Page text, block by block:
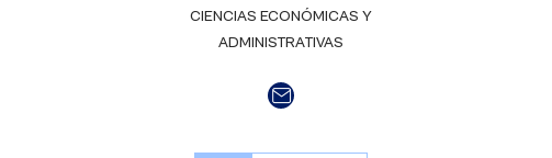
CIENCIAS ECONÓMICAS Y
ADMINISTRATIVAS